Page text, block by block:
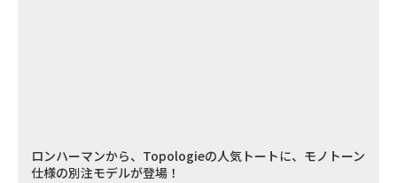
ロンハーマンから、Topologieの人気トートに、モノトーン
仕様の別注モデルが登場！